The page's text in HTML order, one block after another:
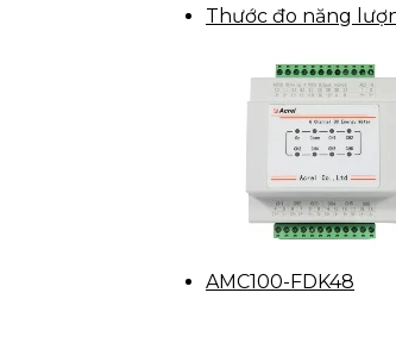
Thước đo năng
AMC100-FDK48